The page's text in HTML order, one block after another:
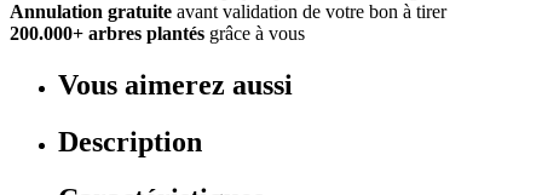
Annulation gratuite avant validation de votre bon à tirer
200.000+ arbres plantés grâce à vous
Vous aimerez aussi
Description